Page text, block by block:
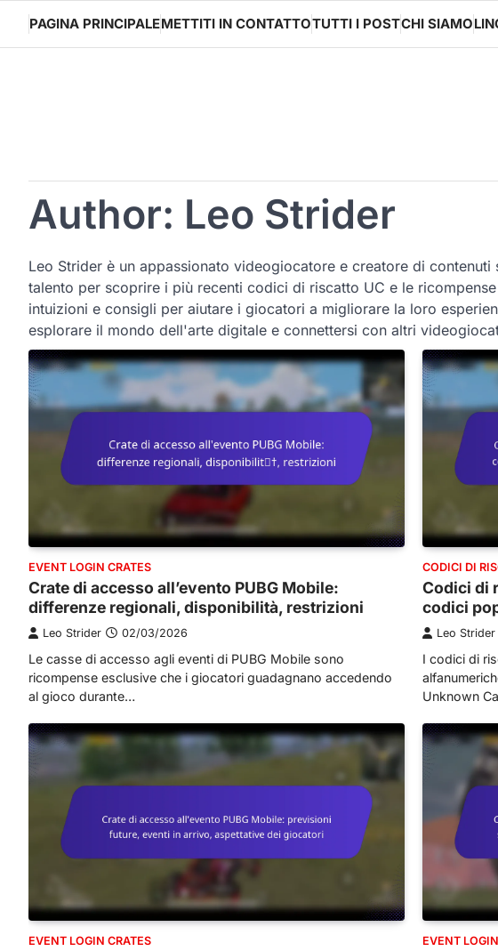
content
PAGINA PRINCIPALEMETTITI IN CONTATTOTUTTI I POSTCHI SIAMO
Author: Leo Strider
Leo Strider è un appassionato videogiocatore e creatore di
talento per scoprire i più recenti codici di riscatto UC e le
intuizioni e consigli per aiutare i giocatori a migliorare la loro
esplorare il mondo dell'arte digitale e connettersi con altri
EVENT LOGIN CRATES
Crate di accesso all’evento PUBG Mobile:
differenze regionali, disponibilità, restrizioni
Leo Strider 02/03/2026
Le casse di accesso agli eventi di PUBG Mobile sono
ricompense esclusive che i giocatori guadagnano accedendo
al gioco durante…
CODICI DI
Codici di
codici
Leo Strider
I codici di
Unknown
EVENT LOGIN CRATES EVENT